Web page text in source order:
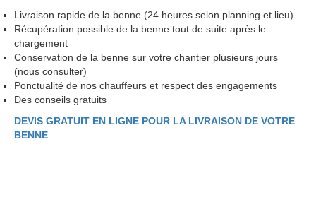
Livraison rapide de la benne (24 heures selon planning et lieu)
Récupération possible de la benne tout de suite après le
chargement
Conservation de la benne sur votre chantier plusieurs jours
(nous consulter)
Ponctualité de nos chauffeurs et respect des engagements
Des conseils gratuits
DEVIS GRATUIT EN LIGNE POUR LA LIVRAISON DE VOTRE
BENNE